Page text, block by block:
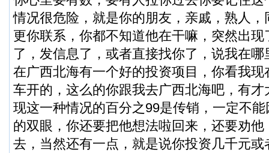
情况很危险，就是你的朋友，亲戚，熟人
更你联系，你都不知道他在干嘛，突然出
了，发信息了，或者直接找你了，说我在
在广西北海有一个好的投资项目，你看我
车开的，这么的你跟我去广西北海吧，有
现这一种情况的百分之99是传销，一定不
的双眼，你还要把他想法啦回来，还要劝
去，当然还有一点，就是说你投资几千元